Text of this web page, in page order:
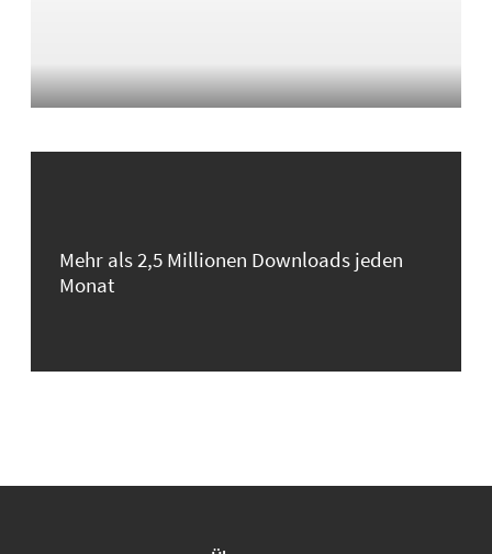
Mehr als 2,5 Millionen Downloads jeden
Monat